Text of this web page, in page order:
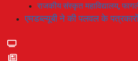
राजकीय संस्कृत महाविद्यालय,
एमडब्ल्यूबी ने की पलवल के